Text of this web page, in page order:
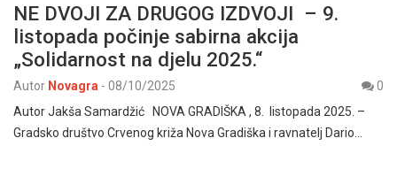
NE DVOJI ZA DRUGOG IZDVOJI – 9.
listopada počinje sabirna akcija
„Solidarnost na djelu 2025.“
Autor Novagra - 08/10/2025
0
Autor Jakša Samardžić NOVA GRADIŠKA , 8. listopada 2025. –
Gradsko društvo Crvenog križa Nova Gradiška i ravnatelj Dario…